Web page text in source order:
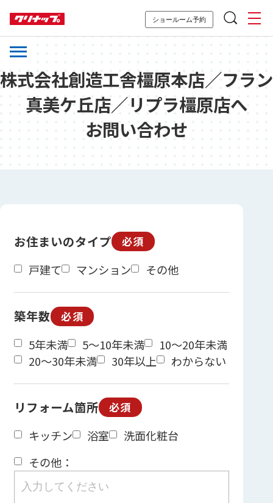
ショールーム予約
株式会社創造工舎橿原本店／フラン
真美ケ丘店／リプラ橿原店へ
お問い合わせ
お住まいのタイプ 必須
戸建て マンション その他
築年数 必須
5年未満 5～10年未満
10～20年未満
20～30年未満
30年以上 わからない
リフォーム箇所 必須
キッチン 浴室
洗面化粧台
その他：